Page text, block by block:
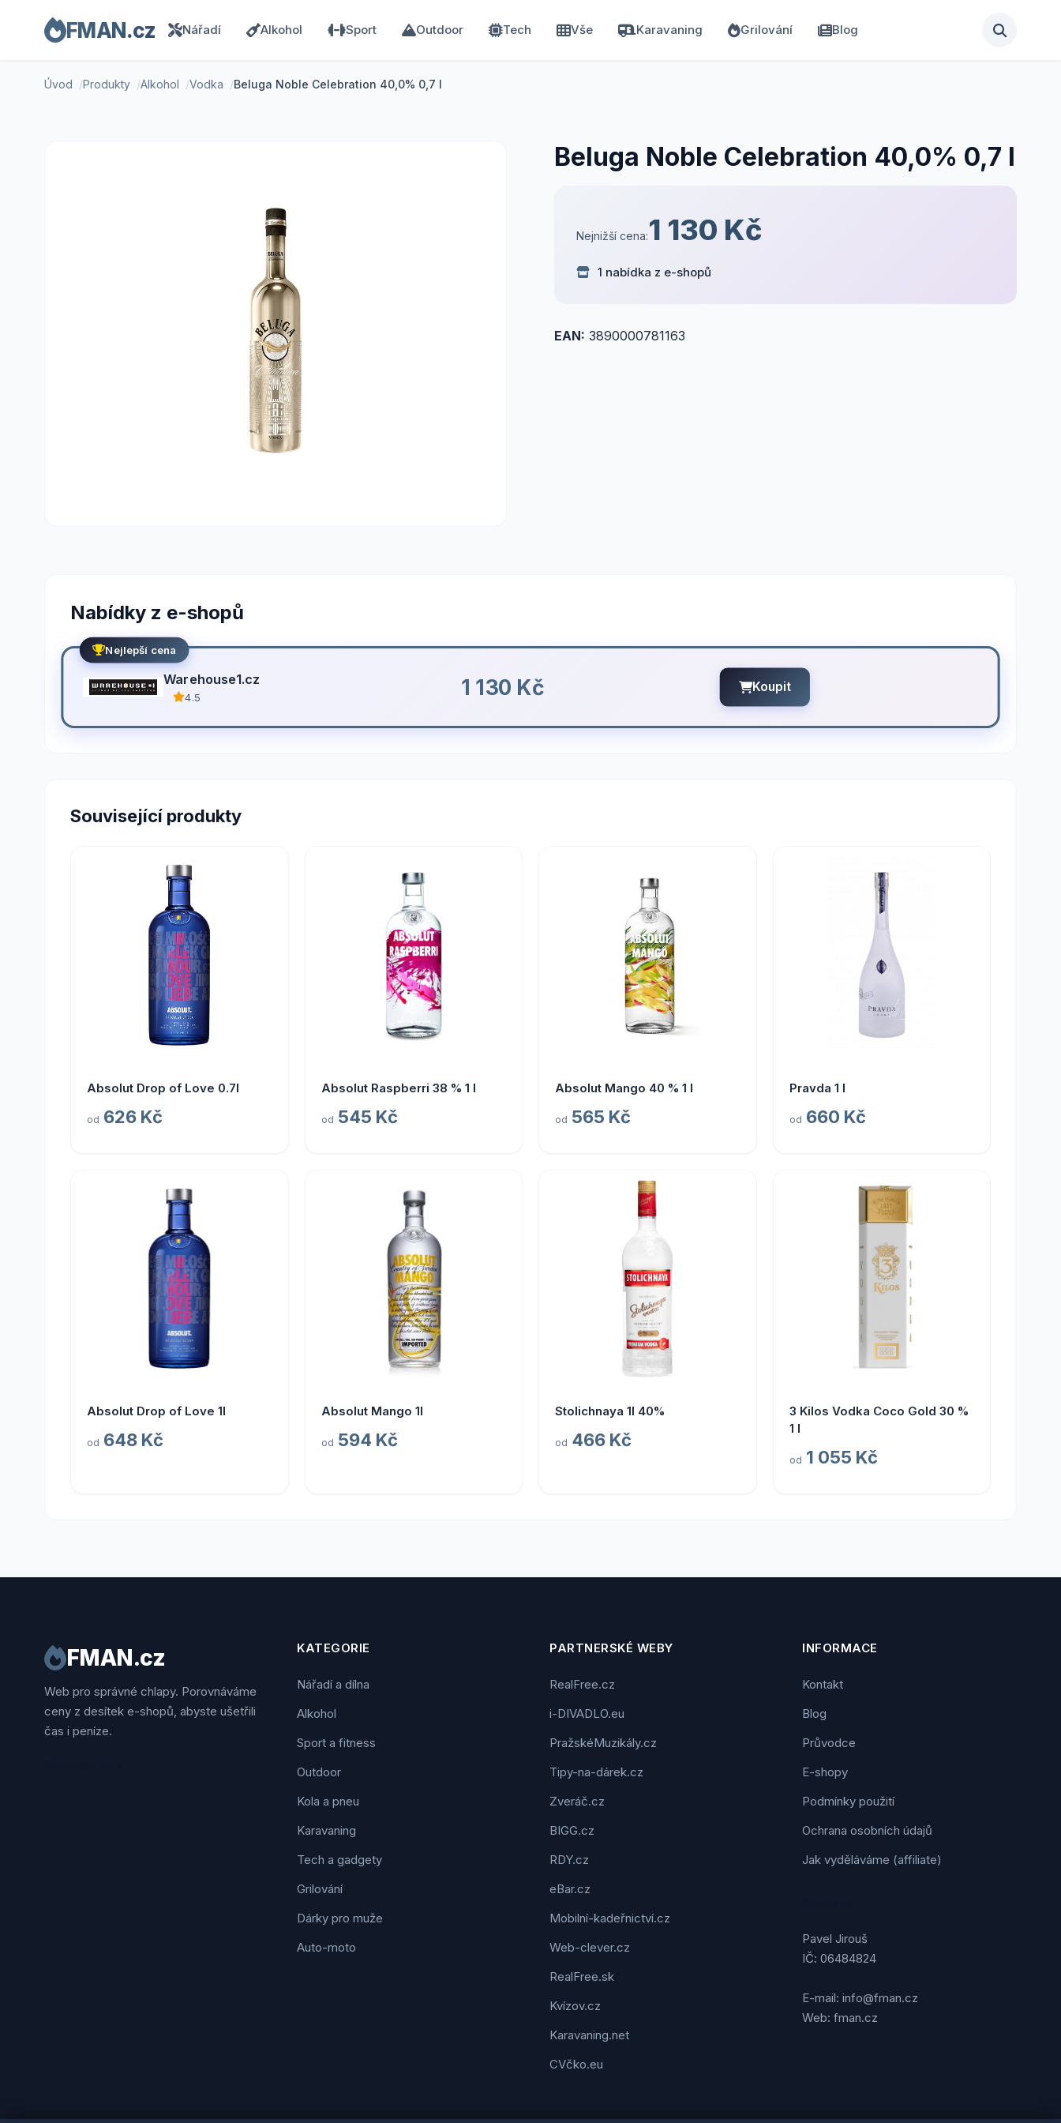
FMAN.cz Nářadí Alkohol Sport Outdoor Tech Vše Karavaning Grilování Blog
Úvod Produkty Alkohol Vodka Beluga Noble Celebration 40,0% 0,7 l
Beluga Noble Celebration 40,0% 0,7 l
Nejnižší cena:1 130 Kč
1 nabídka z e-shopů
EAN: 3890000781163
Nabídky z e-shopů
Nejlepší cena
Warehouse1.cz
4.5 1 130 Kč Koupit
Související produkty
Absolut Drop of Love 0.7l
od 626 Kč
Absolut Raspberri 38 % 1 l
od 545 Kč
Absolut Mango 40 % 1 l
od 565 Kč
Pravda 1 l
od 660 Kč
Absolut Drop of Love 1l
od 648 Kč
Absolut Mango 1l
od 594 Kč
Stolichnaya 1l 40%
od 466 Kč
3 Kilos Vodka Coco Gold 30 %
1 l
od 1 055 Kč
FMAN.cz
Web pro správné chlapy. Porovnáváme
ceny z desítek e-shopů, abyste ušetřili
čas i peníze.
KATEGORIE
Nářadí a dílna
Alkohol
Sport a fitness
Outdoor
Kola a pneu
Karavaning
Tech a gadgety
Grilování
Dárky pro muže
Auto-moto
PARTNERSKÉ WEBY
RealFree.cz
i-DIVADLO.eu
PražskéMuzikály.cz
Tipy-na-dárek.cz
Zveráč.cz
BIGG.cz
RDY.cz
eBar.cz
Mobilní-kadeřnictví.cz
Web-clever.cz
RealFree.sk
Kvízov.cz
Karavaning.net
CVčko.eu
INFORMACE
Kontakt
Blog
Průvodce
E-shopy
Podmínky použití
Ochrana osobních údajů
Jak vyděláváme (affiliate)
Pavel Jirouš
IČ: 06484824
E-mail: info@fman.cz
Web: fman.cz